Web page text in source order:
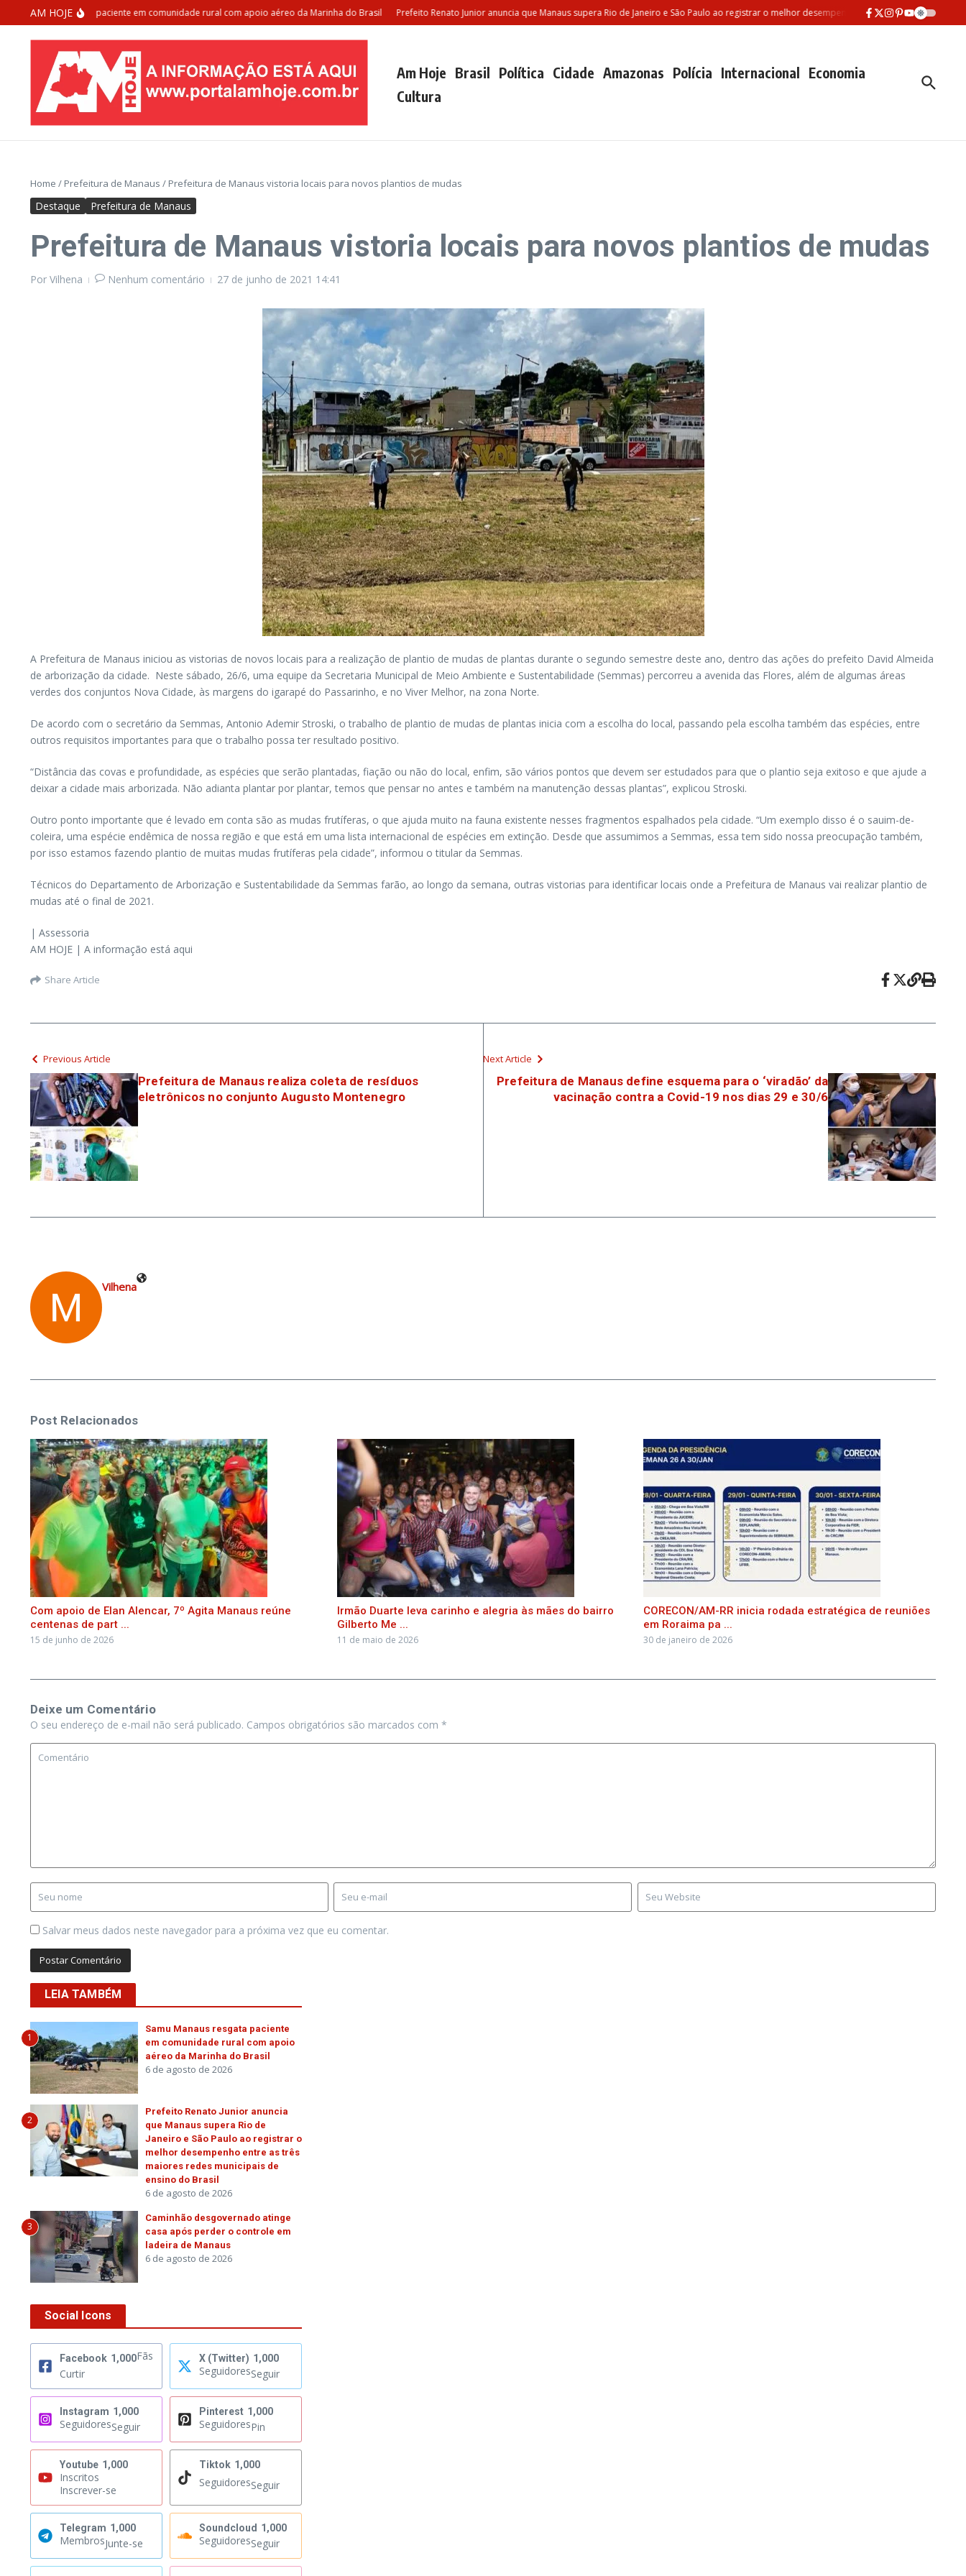
Ir para o conteúdo
AM HOJE
Manaus resgata paciente em comunidade rural com apoio aéreo da Marinha do Brasil Prefeito Renato Junior anuncia que Manaus supera Rio de Janeiro e São Paulo ao registrar o melhor desempenho entre as três maiores redes
Am Hoje Brasil Política Cidade Amazonas Polícia Internacional Economia
Cultura
Home / Prefeitura de Manaus / Prefeitura de Manaus vistoria locais para novos plantios de mudas
Destaque Prefeitura de Manaus
Prefeitura de Manaus vistoria locais para novos plantios de mudas
Por Vilhena Nenhum comentário 27 de junho de 2021 14:41
A Prefeitura de Manaus iniciou as vistorias de novos locais para a realização de plantio de mudas de plantas durante o segundo semestre deste ano, dentro das ações do prefeito David Almeida
de arborização da cidade. Neste sábado, 26/6, uma equipe da Secretaria Municipal de Meio Ambiente e Sustentabilidade (Semmas) percorreu a avenida das Flores, além de algumas áreas
verdes dos conjuntos Nova Cidade, às margens do igarapé do Passarinho, e no Viver Melhor, na zona Norte.
De acordo com o secretário da Semmas, Antonio Ademir Stroski, o trabalho de plantio de mudas de plantas inicia com a escolha do local, passando pela escolha também das espécies, entre
outros requisitos importantes para que o trabalho possa ter resultado positivo.
“Distância das covas e profundidade, as espécies que serão plantadas, fiação ou não do local, enfim, são vários pontos que devem ser estudados para que o plantio seja exitoso e que ajude a
deixar a cidade mais arborizada. Não adianta plantar por plantar, temos que pensar no antes e também na manutenção dessas plantas”, explicou Stroski.
Outro ponto importante que é levado em conta são as mudas frutíferas, o que ajuda muito na fauna existente nesses fragmentos espalhados pela cidade. “Um exemplo disso é o sauim-de-
coleira, uma espécie endêmica de nossa região e que está em uma lista internacional de espécies em extinção. Desde que assumimos a Semmas, essa tem sido nossa preocupação também,
por isso estamos fazendo plantio de muitas mudas frutíferas pela cidade”, informou o titular da Semmas.
Técnicos do Departamento de Arborização e Sustentabilidade da Semmas farão, ao longo da semana, outras vistorias para identificar locais onde a Prefeitura de Manaus vai realizar plantio de
mudas até o final de 2021.
| Assessoria
AM HOJE | A informação está aqui
Share Article
Previous Article
Prefeitura de Manaus realiza coleta de resíduos
eletrônicos no conjunto Augusto Montenegro
Next Article
Prefeitura de Manaus define esquema para o ‘viradão’ da
vacinação contra a Covid-19 nos dias 29 e 30/6
Vilhena
Post Relacionados
Com apoio de Elan Alencar, 7º Agita Manaus reúne
centenas de part ...
15 de junho de 2026
Irmão Duarte leva carinho e alegria às mães do bairro
Gilberto Me ...
11 de maio de 2026
CORECON/AM-RR inicia rodada estratégica de reuniões
em Roraima pa ...
30 de janeiro de 2026
Deixe um Comentário
O seu endereço de e-mail não será publicado. Campos obrigatórios são marcados com *
Salvar meus dados neste navegador para a próxima vez que eu comentar.
LEIA TAMBÉM
1
Samu Manaus resgata paciente
em comunidade rural com apoio
aéreo da Marinha do Brasil
6 de agosto de 2026
2
Prefeito Renato Junior anuncia
que Manaus supera Rio de
Janeiro e São Paulo ao registrar o
melhor desempenho entre as três
maiores redes municipais de
ensino do Brasil
6 de agosto de 2026
3
Caminhão desgovernado atinge
casa após perder o controle em
ladeira de Manaus
6 de agosto de 2026
Social Icons
Facebook 1,000Fãs
Curtir
X (Twitter) 1,000
SeguidoresSeguir
Instagram 1,000
SeguidoresSeguir
Pinterest 1,000
SeguidoresPin
Youtube 1,000
Inscritos
Inscrever-se
Tiktok 1,000
SeguidoresSeguir
Telegram 1,000
MembrosJunte-se
Soundcloud 1,000
SeguidoresSeguir